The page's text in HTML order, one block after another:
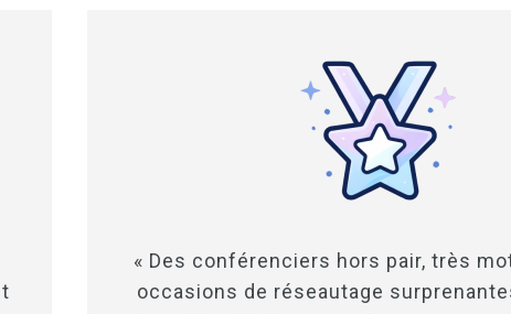
« Des conférenciers hors pair, très
occasions de réseautage